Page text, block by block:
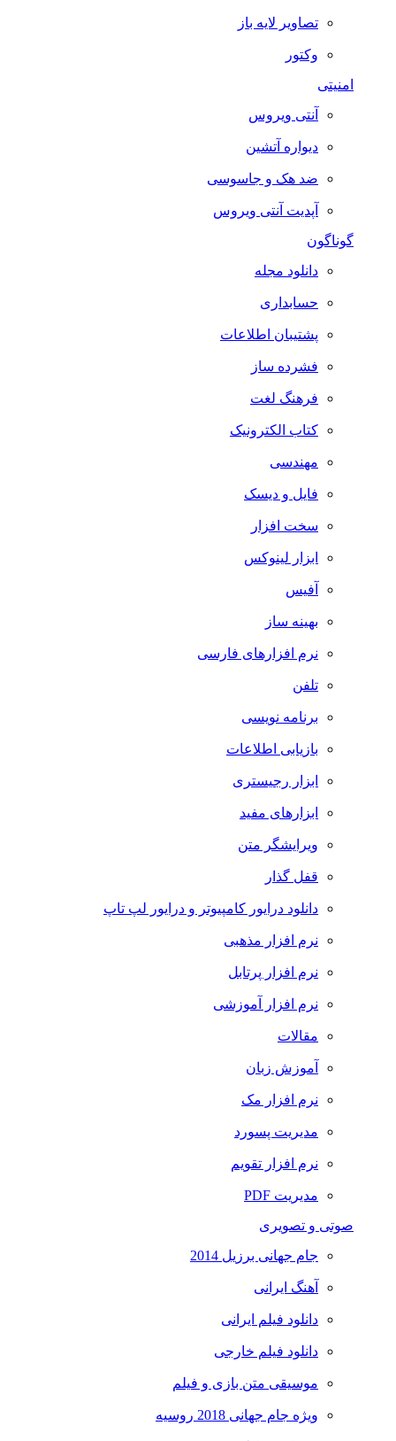
تصاویر لایه باز
وکتور
آنتی ویروس
دیواره آتشین
ضد هک و جاسوسی
آپدیت آنتی ویروس
گوناگون
دانلود مجله
حسابداری
پشتیبان اطلاعات
فشرده ساز
فرهنگ لغت
کتاب الکترونیک
مهندسی
فایل و دیسک
سخت افزار
ابزار لینوکس
آفیس
بهینه ساز
نرم افزارهای فارسی
تلفن
برنامه نویسی
بازیابی اطلاعات
ابزار رجیستری
ابزارهای مفید
ویرایشگر متن
قفل گذار
دانلود درایور کامپیوتر و درایور لپ تاپ
نرم افزار مذهبی
نرم افزار پرتابل
نرم افزار آموزشی
مقالات
آموزش زبان
نرم افزار مک
مدیریت پسورد
نرم افزار تقویم
مدیریت PDF
صوتی و تصویری
جام جهانی برزیل 2014
آهنگ ایرانی
دانلود فیلم ایرانی
دانلود فیلم خارجی
موسیقی متن بازی و فیلم
ویژه جام جهانی 2018 روسیه